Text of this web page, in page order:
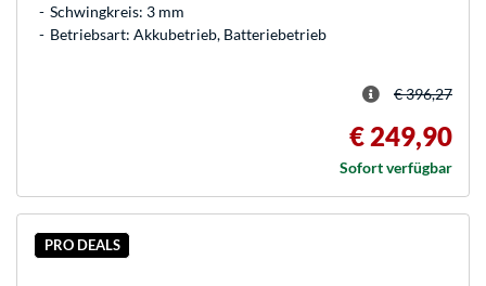
Schwingkreis: 3 mm
Betriebsart: Akkubetrieb, Batteriebetrieb
€ 396,27
€ 249,90
Sofort verfügbar
PRO DEALS